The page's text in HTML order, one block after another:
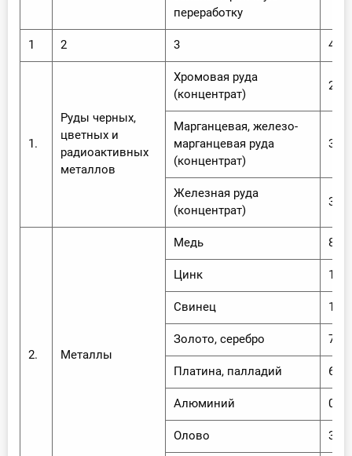
переработку
1 2 3 4
1.
Руды черных,
цветных и
радиоактивных
металлов
Хромовая руда
(концентрат)
Марганцевая, железо-
марганцевая руда
(концентрат)
3,25
Железная руда
(концентрат)
3,64
2. Металлы
Медь 8,55
Цинк 10,5
Свинец 10,4
Золото, серебро 7,5
Платина, палладий 6,5
Алюминий 0,38
Олово 3,9